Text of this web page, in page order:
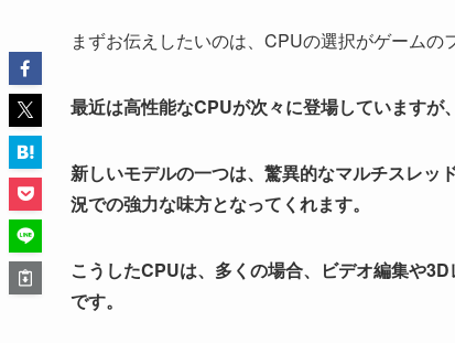
まずお伝えしたいのは、CPUの選択がゲームの
最近は高性能なCPUが次々に登場していますが
新しいモデルの一つは、驚異的なマルチスレッ
況での強力な味方となってくれます。
こうしたCPUは、多くの場合、ビデオ編集や
です。